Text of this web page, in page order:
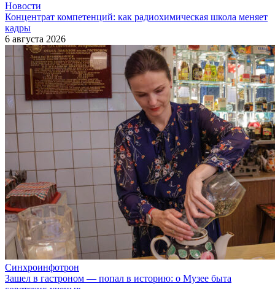
Новости
Концентрат компетенций: как радиохимическая школа меняет
кадры
6 августа 2026
Синхроинфотрон
Зашел в гастроном — попал в историю: о Музее быта